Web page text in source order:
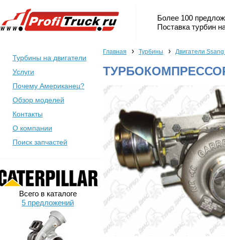
Более 100
Поставка турбин
Турбины на двигатели
Услуги
Почему Американец?
Обзор моделей
Контакты
О компании
Поиск запчастей
Всего в каталоге
5 предложений
Главная › Турбины › Двигатели
ТУРБОКОМПРЕССОР